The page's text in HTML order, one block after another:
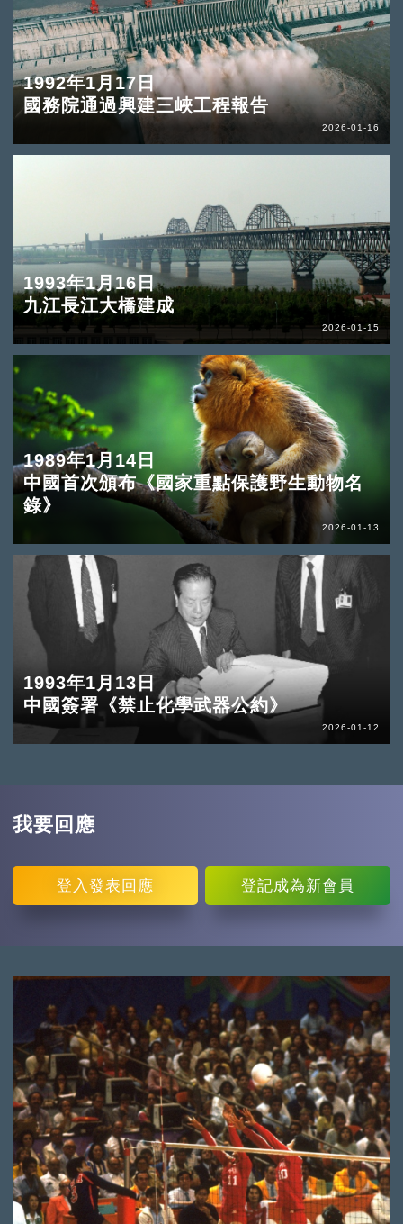
1992年1月17日
國務院通過興建三峽工程報告
2026-01-16
1993年1月16日
九江長江大橋建成
2026-01-15
1989年1月14日
中國首次頒布《國家重點保護野生動物名
錄》
2026-01-13
1993年1月13日
中國簽署《禁止化學武器公約》
2026-01-12
我要回應
登入 發表回應 登記成為新會員